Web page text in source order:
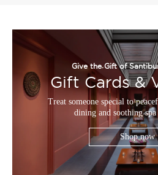
Give the Gift of
Gift Cards &
Treat someone special to
dining and soothing spa
Shop now